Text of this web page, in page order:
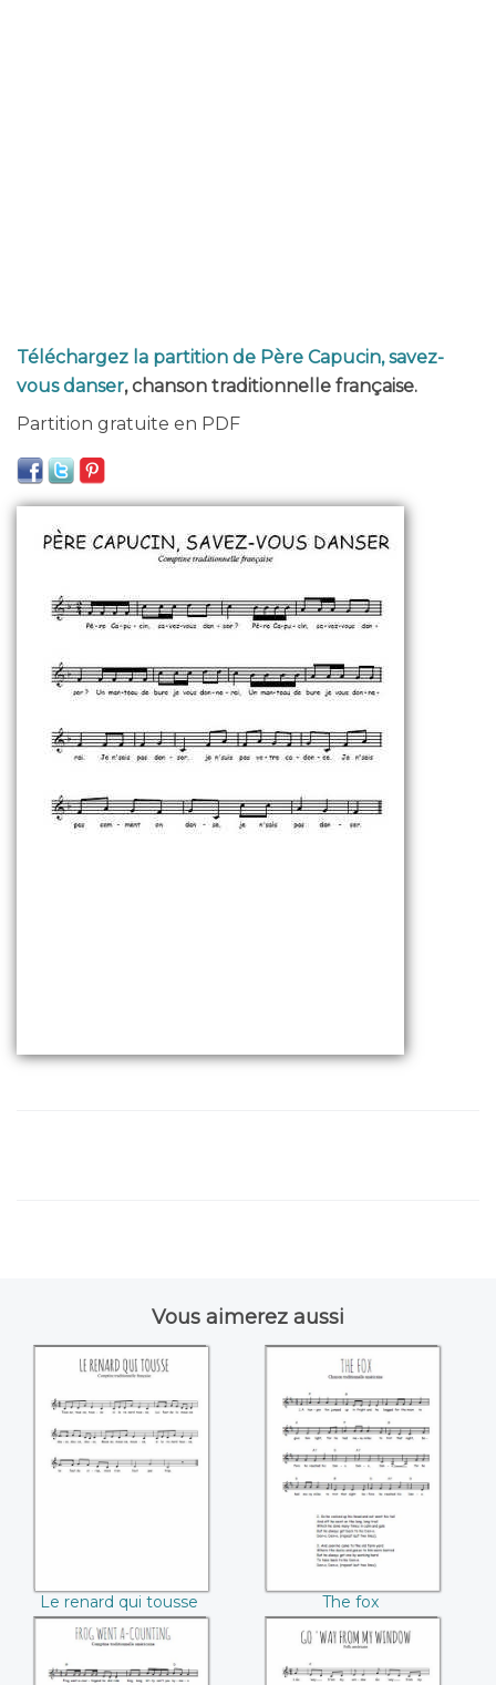
Téléchargez la partition de Père Capucin, savez-
vous danser, chanson traditionnelle française.
Partition gratuite en PDF
Vous aimerez aussi
Le renard qui
tousse
Le renard qui tousse
The fox
The fox